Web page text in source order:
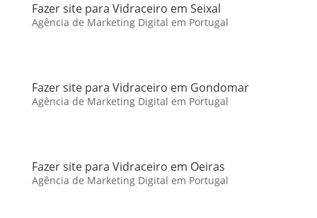
Fazer site para Vidraceiro em Seixal
Agência de Marketing Digital em Portugal
Fazer site para Vidraceiro em Gondomar
Agência de Marketing Digital em Portugal
Fazer site para Vidraceiro em Oeiras
Agência de Marketing Digital em Portugal